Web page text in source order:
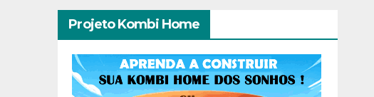
Projeto Kombi Home